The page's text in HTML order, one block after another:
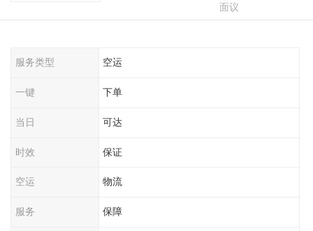
面议
服务类型 空运
一键 下单
当日 可达
时效 保证
空运 物流
服务 保障